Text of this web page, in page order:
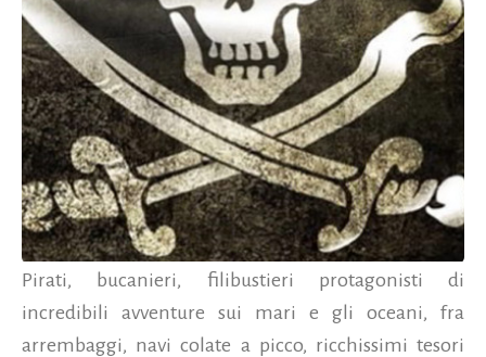
Pirati, bucanieri, filibustieri protagonisti di
incredibili avventure sui mari e gli oceani, fra
arrembaggi, navi colate a picco, ricchissimi tesori